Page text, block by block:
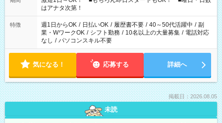
はアナタ次第！
特徴 週1日からOK / 日払いOK / 履歴書不要 / 40～50代活躍中 / 副
業・WワークOK / シフト勤務 / 10名以上の大量募集 / 電話対応
なし / パソコンスキル不要
気になる！ 応募する 詳細へ
掲載日：2026.08.05
未読